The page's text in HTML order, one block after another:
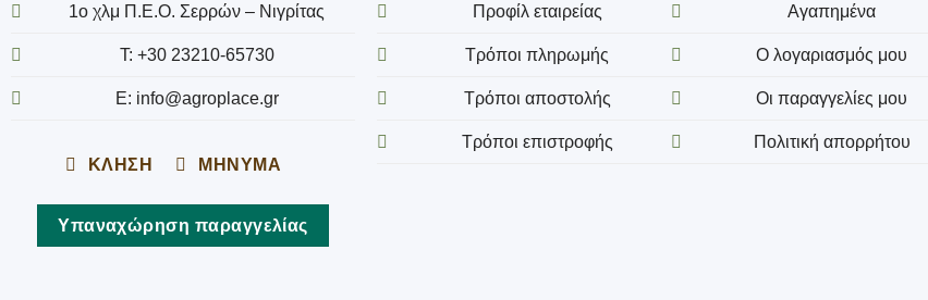
1o χλμ Π.Ε.Ο. Σερρών – Νιγρίτας
T: +30 23210-65730
E: info@agroplace.gr
ΚΛΗΣΗ ΜΗΝΥΜΑ
Υπαναχώρηση παραγγελίας
Προφίλ εταιρείας
Τρόποι πληρωμής
Τρόποι αποστολής
Τρόποι επιστροφής
Αγαπημένα
Ο λογαριασμός μου
Οι παραγγελίες μου
Πολιτική απορρήτου